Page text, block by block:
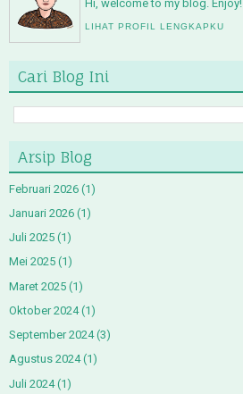
Hi, welcome to my blog. Enjoy!
LIHAT PROFIL LENGKAPKU
Cari Blog Ini
Arsip Blog
Februari 2026 (1)
Januari 2026 (1)
Juli 2025 (1)
Mei 2025 (1)
Maret 2025 (1)
Oktober 2024(1)
September 2024(3)
Agustus 2024(1)
Juli 2024(1)